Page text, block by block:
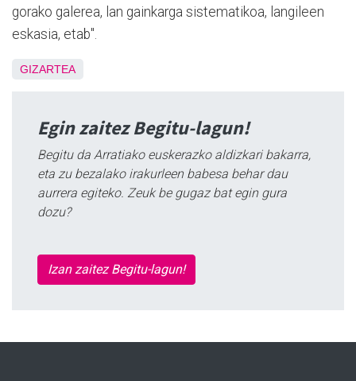
gorako galerea, lan gainkarga sistematikoa, langileen
eskasia, etab".
GIZARTEA
Egin zaitez Begitu-lagun!
Begitu da Arratiako euskerazko aldizkari bakarra,
eta zu bezalako irakurleen babesa behar dau
aurrera egiteko. Zeuk be gugaz bat egin gura
dozu?
Izan zaitez Begitu-lagun!